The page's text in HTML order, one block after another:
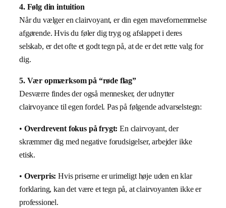
4. Følg din intuition
Når du vælger en clairvoyant, er din egen mavefornemmelse
afgørende. Hvis du føler dig tryg og afslappet i deres
selskab, er det ofte et godt tegn på, at de er det rette valg for
dig.
5. Vær opmærksom på “røde flag”
Desværre findes der også mennesker, der udnytter
clairvoyance til egen fordel. Pas på følgende advarselstegn:
• Overdrevent fokus på frygt: En clairvoyant, der
skræmmer dig med negative forudsigelser, arbejder ikke
etisk.
• Overpris: Hvis priserne er urimeligt høje uden en klar
forklaring, kan det være et tegn på, at clairvoyanten ikke er
professionel.